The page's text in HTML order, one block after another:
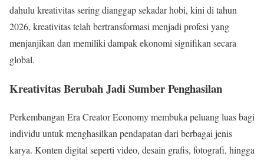
dahulu kreativitas sering dianggap sekadar hobi, kini di tahun
2026, kreativitas telah bertransformasi menjadi profesi yang
menjanjikan dan memiliki dampak ekonomi signifikan secara
global.
Kreativitas Berubah Jadi Sumber Penghasilan
Perkembangan Era Creator Economy membuka peluang luas bagi
individu untuk menghasilkan pendapatan dari berbagai jenis
karya. Konten digital seperti video, desain grafis, fotografi, hingga